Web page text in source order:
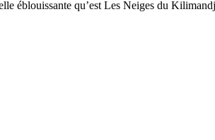
éblouissante qu’est Les Neiges du